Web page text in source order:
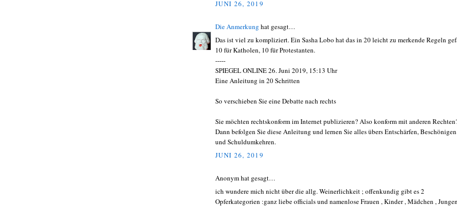
JUNI 26, 2019
Die Anmerkung hat gesagt…
Das ist viel zu kompliziert. Ein Sasha Lobo hat das in 20 leicht zu merkende Regeln
10 für Katholen, 10 für Protestanten.
-----
SPIEGEL ONLINE 26. Juni 2019, 15:13 Uhr
Eine Anleitung in 20 Schritten
So verschieben Sie eine Debatte nach rechts
Sie möchten rechtskonform im Internet publizieren? Also konform mit anderen
Dann befolgen Sie diese Anleitung und lernen Sie alles übers Entschärfen, Beschönigen
und Schuldumkehren.
JUNI 26, 2019
Anonym hat gesagt…
ich wundere mich nicht über die allg. Weinerlichkeit ; offenkundig gibt es 2
Opferkategorien :ganz liebe officials und namenlose Frauen , Kinder , Mädchen ,